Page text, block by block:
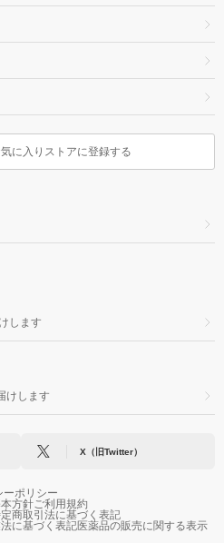
に入りストアに登録する
します
けします
X（旧Twitter）
ーポリシー
方針ご利用規約
商取引法に基づく表記
に基づく表記医薬品の販売に関する表示